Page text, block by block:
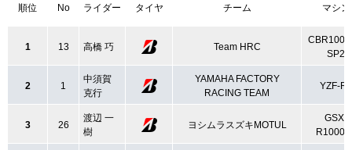
順位 No ライダー タイヤ チーム マシン
1 13 高橋 巧 Team HRC
SP2
2 1
中須賀
克行
YAMAHA FACTORY
RACING TEAM
YZF-R1
3 26
渡辺 一
樹
ヨシムラスズキMOTUL
GSX-